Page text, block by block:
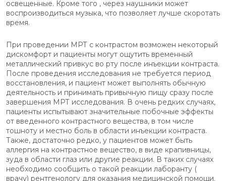
освещенные. Кроме того , через наушники может
воспроизводиться музыка, что позволяет лучше скоротать
время.
При проведении МРТ с контрастом возможен некоторый
дискомфорт и пациенты могут ощутить временный
металлический привкус во рту после инъекции контраста.
После проведения исследования не требуется период
восстановления, и пациент может выполнять обычную
деятельность и принимать привычную пищу сразу после
завершения МРТ исследования. В очень редких случаях,
пациенты испытывают значительные побочные эффекты
от введенного контрастного вещества, в том числе
тошноту и местно боль в области инъекции контраста.
Также, достаточно редко, у пациентов может быть
аллергия на контрастное вещество, в виде крапивницы,
зуда в области глаз или другие реакции. В таких случаях
необходимо сообщить о такой реакции лаборанту (
врачу) рентгенологу для оказания медицинской помощи.